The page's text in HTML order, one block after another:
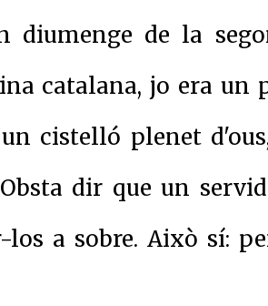
diumenge de la
catalana, jo era un
cistelló plenet
dir que un
a sobre. Això sí: